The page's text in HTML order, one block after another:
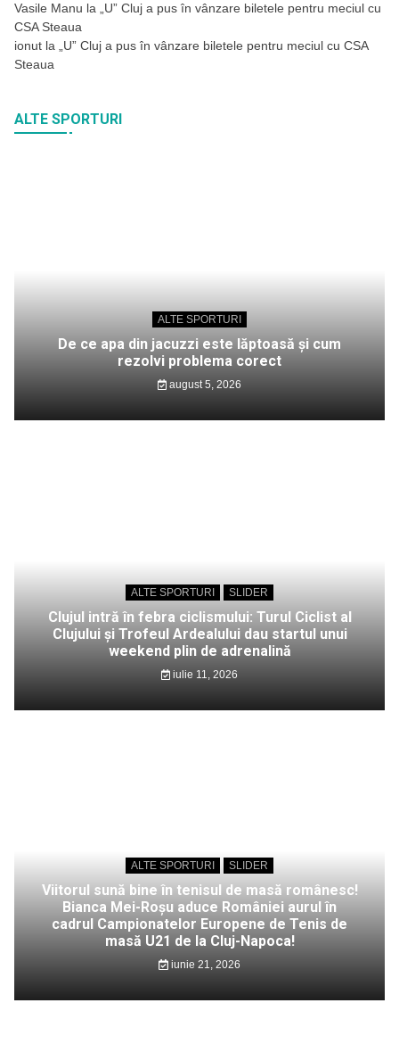
Vasile Manu la
„U” Cluj a pus în vânzare biletele pentru meciul cu
CSA Steaua
ionut la
„U” Cluj a pus în vânzare biletele pentru meciul cu CSA
Steaua
ALTE SPORTURI
ALTE SPORTURI
De ce apa din jacuzzi este lăptoasă și cum
rezolvi problema corect
august 5, 2026
ALTE SPORTURI SLIDER
Clujul intră în febra ciclismului: Turul Ciclist al
Clujului și Trofeul Ardealului dau startul unui
weekend plin de adrenalină
iulie 11, 2026
ALTE SPORTURI SLIDER
Viitorul sună bine în tenisul de masă românesc!
Bianca Mei-Roșu aduce României aurul în
cadrul Campionatelor Europene de Tenis de
masă U21 de la Cluj-Napoca!
iunie 21, 2026